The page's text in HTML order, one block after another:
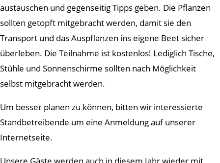
austauschen und gegenseitig Tipps geben. Die Pflanzen
sollten getopft mitgebracht werden, damit sie den
Transport und das Auspflanzen ins eigene Beet sicher
überleben. Die Teilnahme ist kostenlos! Lediglich Tische,
Stühle und Sonnenschirme sollten nach Möglichkeit
selbst mitgebracht werden.
Um besser planen zu können, bitten wir interessierte
Standbetreibende um eine Anmeldung auf unserer
Internetseite.
Unsere Gäste werden auch in diesem Jahr wieder mit